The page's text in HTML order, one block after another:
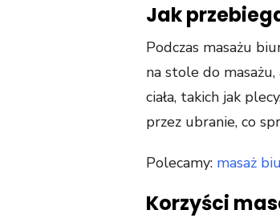
Jak
Podczas masażu
na stole do
ciała, takich jak
przez ubranie, co
Polecamy: masaż
Korzyści